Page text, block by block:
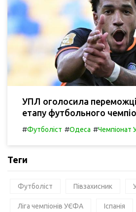
УПЛ оголосила
етапу футбольного
#Футболіст #Одеса #Чемпіонат
Теги
Футболіст Півзахисник
Ліга чемпіонів УЄФА Іспанія